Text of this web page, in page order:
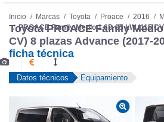
Inicio Marcas Toyota Proace 2016
PROACE Family Medio 1.6D 85 kW (115
Toyota PROACE Family
CV) 8 plazas Advance (2017-
ficha técnica
Datos técnicos Equipamiento